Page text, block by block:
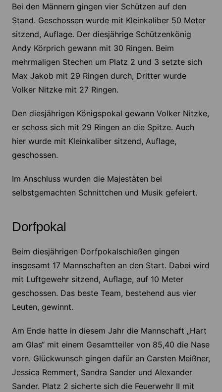
Bei den Männern gingen vier Schützen auf den
Stand. Geschossen wurde mit Kleinkaliber 50 Meter
sitzend, Auflage. Der diesjährige Schützenkönig
Andy Körprich gewann mit 30 Ringen. Beim
mehrmaligen Stechen um Platz 2 und 3 setzte sich
Max Jakob mit 29 Ringen durch, Dritter wurde
Volker Nitzke mit 27 Ringen.
Den diesjährigen Königspokal gewann Volker Nitzke,
er schoss sich mit 29 Ringen an die Spitze. Auch
hier wurde mit Kleinkaliber sitzend, Auflage,
geschossen.
Im Anschluss wurden die Majestäten bei
selbstgemachten Schnittchen und Musik gefeiert.
Dorfpokal
Beim diesjährigen Dorfpokalschießen gingen
insgesamt 17 Mannschaften an den Start. Dabei wird
mit Luftgewehr sitzend, Auflage, auf 10 Meter
geschossen. Das beste Team, bestehend aus vier
Leuten, gewinnt.
Am Ende hatte in diesem Jahr die Mannschaft „Hart
am Glas“ mit einem Gesamtteiler von 85,40 die Nase
vorn. Glückwunsch gingen dafür an Carsten Meißner,
Jessica Remmert, Sandra Sander und Alexander
Sander. Platz 2 sicherte sich die Feuerwehr II mit